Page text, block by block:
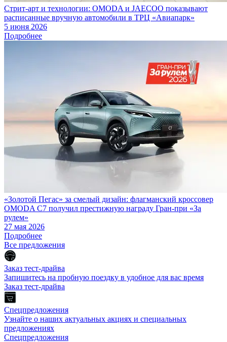
Стрит-арт и технологии: OMODA и JAECOO показывают
расписанные вручную автомобили в ТРЦ «Авиапарк»
5 июня 2026
Подробнее
«Золотой Пегас» за смелый дизайн: флагманский кроссовер
OMODA C7 получил престижную награду Гран-при «За
рулем»
27 мая 2026
Подробнее
Все предложения
Заказ тест-драйва
Запишитесь на пробную поездку в удобное для вас время
Заказ тест-драйва
Спецпредложения
Узнайте о наших актуальных акциях и специальных
предложениях
Спецпредложения